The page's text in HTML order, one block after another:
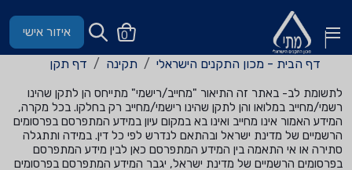
0 איזור אישי
דף הבית - מכון התקנים הישראלי תקינה דף תקן
לתשומת לב- באתר זה התיאור "מחייב/רישמי" מתייחס הן לתקן שהינו
רשמי/מחייב במלואו והן לתקן שהינו רישמי/מחייב רק בחלקו. בכל מקרה,
המידע האמור אינו מחייב ואינו בא במקום עיון במידע המתפרסם בפרסומים
הרשמיים של מדינת ישראל ובהתאם לנדרש לפי כל דין. במידה ותתגלה
סתירה או אי התאמה בין המידע המתפרסם כאן לבין מידע המתפרסם
בפרסומים הרשמיים של מדינת ישראל, יגבר המידע המתפרסם בפרסומים